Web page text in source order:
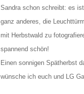
Sandra schon schreibt: es
ganz anderes, die
mit Herbstwald zu
spannend schön!
Einen sonnigen Spätherbst
wünsche ich euch und LG